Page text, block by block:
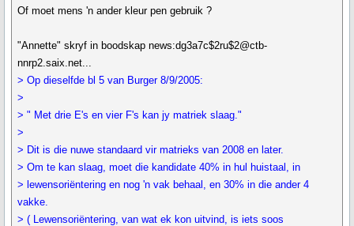
Of moet mens 'n ander kleur pen gebruik ?
"Annette" skryf in boodskap news:dg3a7c$2ru$2@ctb-
nnrp2.saix.net...
> Op dieselfde bl 5 van Burger 8/9/2005:
>
> " Met drie E's en vier F's kan jy matriek slaag."
>
> Dit is die nuwe standaard vir matrieks van 2008 en later.
> Om te kan slaag, moet die kandidate 40% in hul huistaal, in
> lewensoriëntering en nog 'n vak behaal, en 30% in die ander 4
vakke.
> ( Lewensoriëntering, van wat ek kon uitvind, is iets soos